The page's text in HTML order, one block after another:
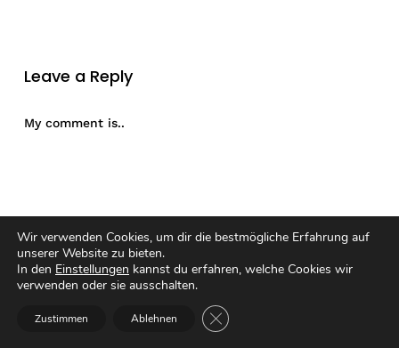
Leave a Reply
My comment is..
Wir verwenden Cookies, um dir die bestmögliche Erfahrung auf
unserer Website zu bieten.
In den Einstellungen kannst du erfahren, welche Cookies wir
verwenden oder sie ausschalten.
Zustimmen Ablehnen GDPR Cookie-Banner schließen